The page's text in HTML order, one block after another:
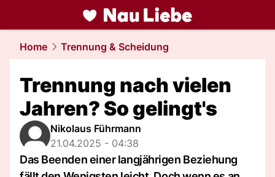
liebe.NAU.ch
Home Trennung & Scheidung
Trennung nach vielen
Jahren? So gelingt's
Nikolaus Führmann
21.04.2025 - 04:38
Das Beenden einer langjährigen Beziehung